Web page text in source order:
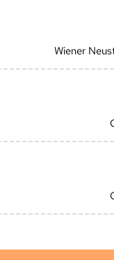
Wiener